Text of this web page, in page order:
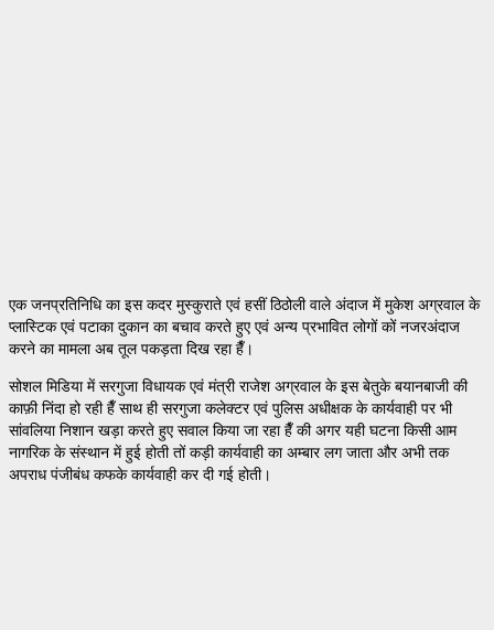
एक जनप्रतिनिधि का इस कदर मुस्कुराते एवं हसीं ठिठोली वाले अंदाज में मुकेश अग्रवाल के
प्लास्टिक एवं पटाका दुकान का बचाव करते हुए एवं अन्य प्रभावित लोगों कों नजरअंदाज
करने का मामला अब तूल पकड़ता दिख रहा हैँ।
सोशल मिडिया में सरगुजा विधायक एवं मंत्री राजेश अग्रवाल के इस बेतुके बयानबाजी की
काफ़ी निंदा हो रही हैँ साथ ही सरगुजा कलेक्टर एवं पुलिस अधीक्षक के कार्यवाही पर भी
सांवलिया निशान खड़ा करते हुए सवाल किया जा रहा हैँ की अगर यही घटना किसी आम
नागरिक के संस्थान में हुई होती तों कड़ी कार्यवाही का अम्बार लग जाता और अभी तक
अपराध पंजीबंध कफके कार्यवाही कर दी गई होती।